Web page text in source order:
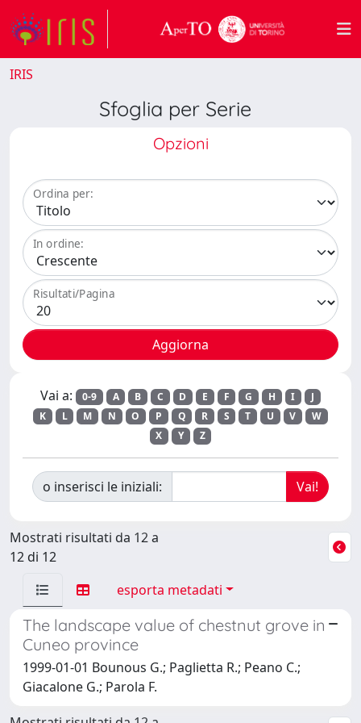
IRIS
Sfoglia per Serie
Opzioni
Ordina per:
In ordine:
Risultati/Pagina
Vai a: 0-9 A B C D E F G H I
J
K
L M N O P Q R S T U V
W
X
Y Z
o inserisci le iniziali:
Mostrati risultati da 12 a
12 di 12
esporta metadati
The landscape value of chestnut grove in
Cuneo province
1999-01-01 Bounous G.; Paglietta R.; Peano C.;
Giacalone G.; Parola F.